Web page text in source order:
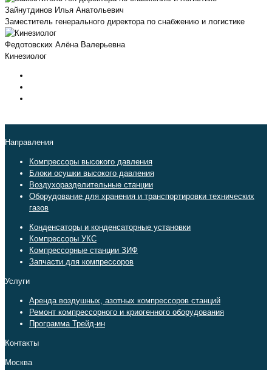
Зайнутдинов Илья Анатольевич
Заместитель генерального директора по снабжению и логистике
Федотовских Алёна Валерьевна
Кинезиолог
Направления
Компрессоры высокого давления
Блоки осушки высокого давления
Воздухоразделительные станции
Оборудование для хранения и транспортировки технических
газов
Конденсаторы и конденсаторные установки
Компрессоры УКС
Компрессорные станции ЗИФ
Запчасти для компрессоров
Услуги
Аренда воздушных, азотных компрессоров станций
Ремонт компрессорного и криогенного оборудования
Программа Трейд-ин
Контакты
Москва